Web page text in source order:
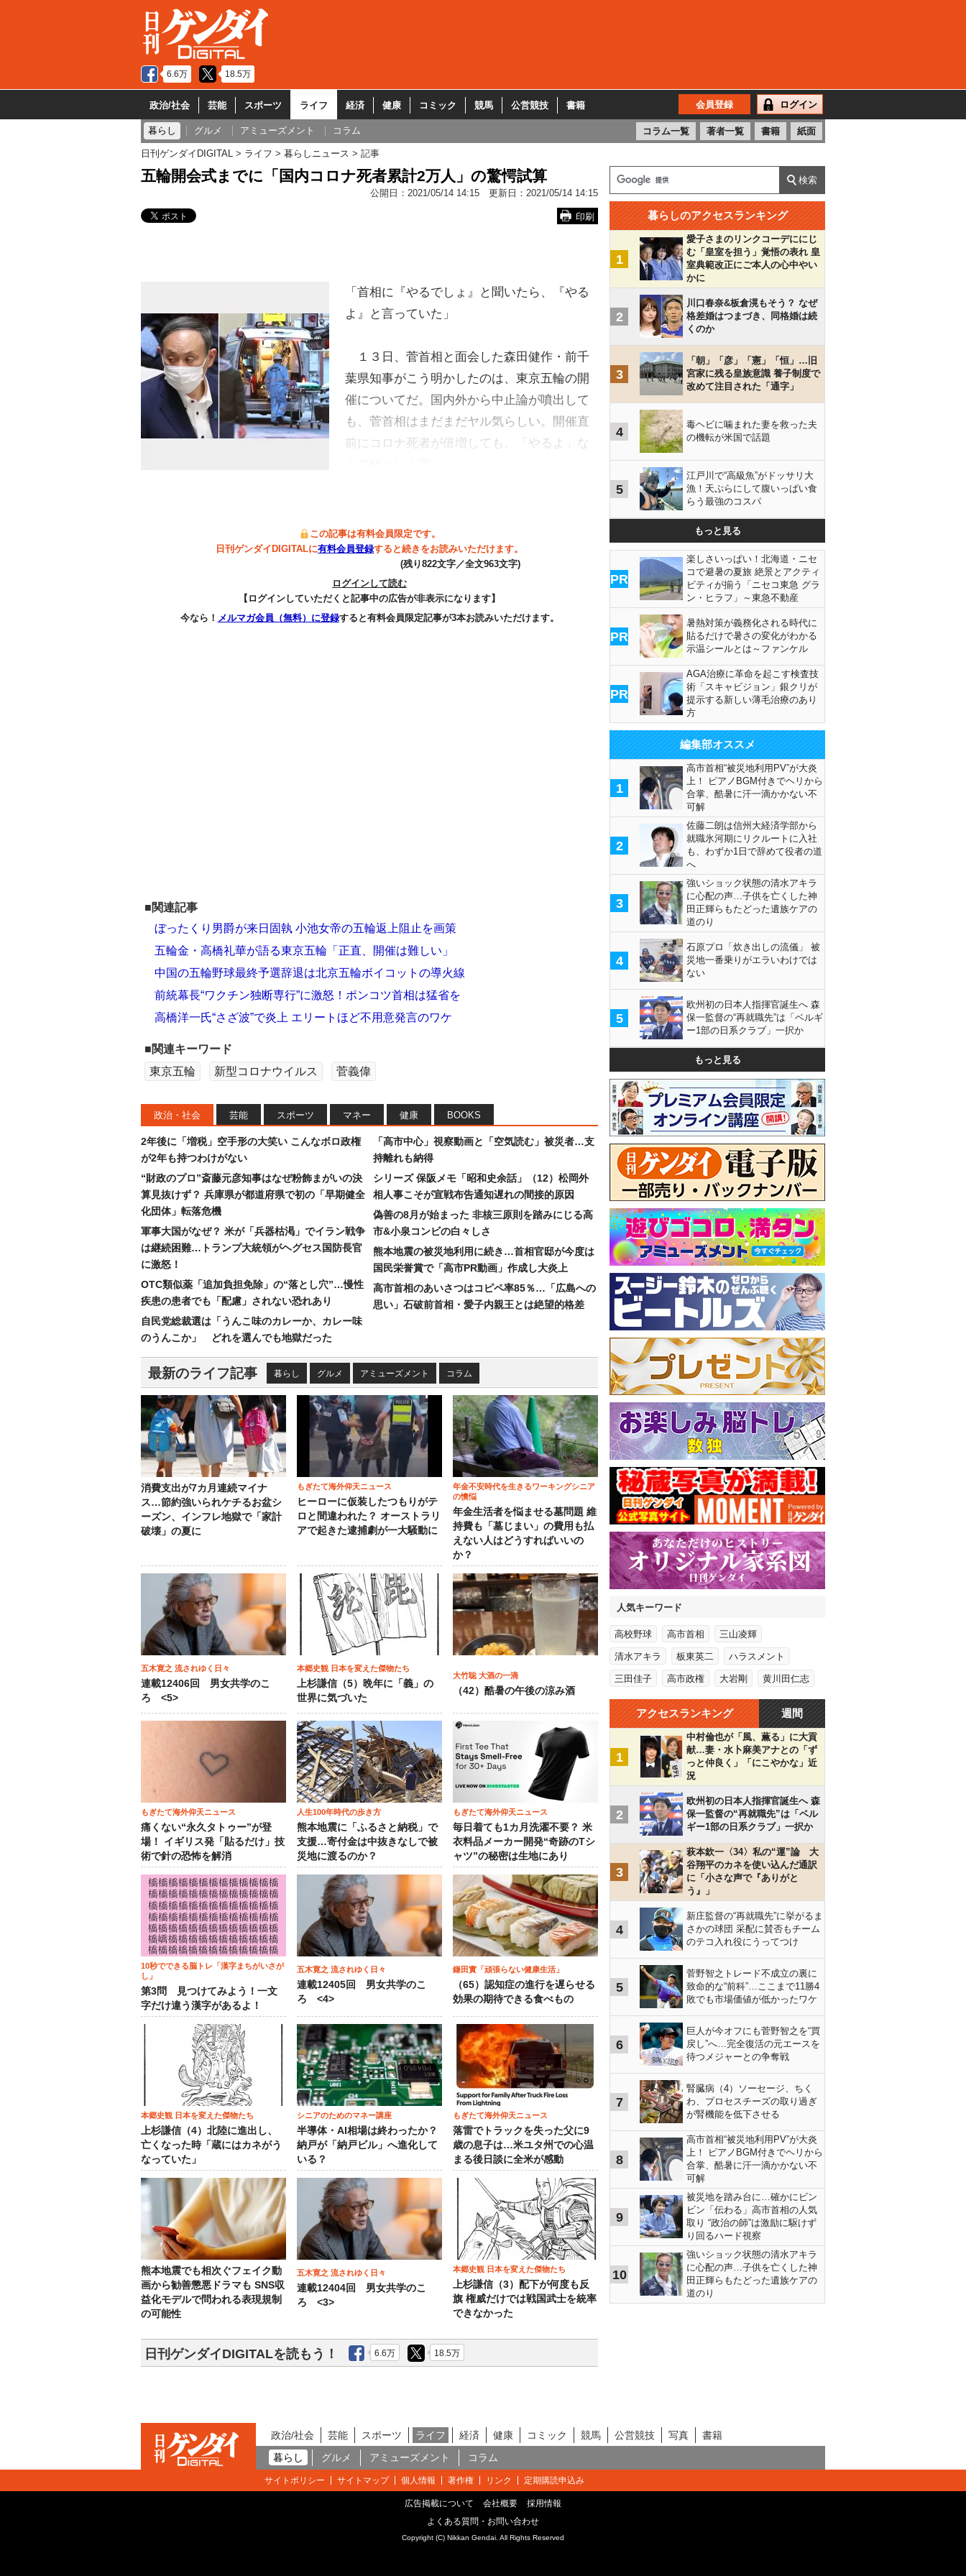
6.6万 18.5万
政治/社会 芸能 スポーツ ライフ 経済 健康 コミック 競馬 公営競技 書籍 会員登録 ログイン
暮らし グルメ アミューズメント コラム コラム一覧 著者一覧 書籍 紙面
日刊ゲンダイDIGITAL ライフ 暮らしニュース 記事
五輪開会式までに「国内コロナ死者累計2万人」の驚愕試算
公開日： 2021/05/14 14:15 更新日： 2021/05/14 14:15
印刷
「首相に『やるでしょ』と聞いたら、『やる
よ』と言っていた」
１３日、菅首相と面会した森田健作・前千
葉県知事がこう明かしたのは、東京五輪の開
催についてだ。国内外から中止論が噴出して
も、菅首相はまだまだヤル気らしい。開催直
前にコロナ死者が倍増しても、「やるよ」な
この記事は有料会員限定です。
日刊ゲンダイDIGITALに有料会員登録すると続きをお読みいただけます。
(残り822文字／全文963文字)
ログインして読む
【ログインしていただくと記事中の広告が非表示になります】
今なら！ メルマガ会員（無料）に登録すると有料会員限定記事が3本お読みいただけます。
■関連記事
ぼったくり男爵が来日固執 小池女帝の五輪返上阻止を画策
五輪金・高橋礼華が語る東京五輪「正直、開催は難しい」
中国の五輪野球最終予選辞退は北京五輪ボイコットの導火線
前統幕長“ワクチン独断専行”に激怒！ポンコツ首相は猛省を
高橋洋一氏“さざ波”で炎上 エリートほど不用意発言のワケ
■関連キーワード
東京五輪
新型コロナウイルス 菅義偉
政治・社会 芸能 スポーツ マネー 健康 BOOKS
2年後に「増税」空手形の大笑い こんなボロ政権
が2年も持つわけがない
“財政のプロ”斎藤元彦知事はなぜ粉飾まがいの決
算見抜けず？ 兵庫県が都道府県で初の「早期健全
化団体」転落危機
軍事大国がなぜ？ 米が「兵器枯渇」でイラン戦争
は継続困難…トランプ大統領がヘグセス国防長官
に激怒！
OTC類似薬「追加負担免除」の“落とし穴”…慢性
疾患の患者でも「配慮」されない恐れあり
自民党総裁選は「うんこ味のカレーか、カレー味
のうんこか」 どれを選んでも地獄だった
「高市中心」視察動画と「空気読む」被災者…支
持離れも納得
シリーズ 保阪メモ「昭和史余話」（12）松岡外
相人事こそが宣戦布告通知遅れの間接的原因
偽善の8月が始まった 非核三原則を踏みにじる高
市&小泉コンビの白々しさ
熊本地震の被災地利用に続き…首相官邸が今度は
国民栄誉賞で「高市PR動画」作成し大炎上
高市首相のあいさつはコピペ率85％…「広島への
思い」石破前首相・愛子内親王とは絶望的格差
最新のライフ記事 暮らし グルメ アミューズメント コラム
消費支出が7カ月連続マイナ
ス…節約強いられケチるお盆シ
ーズン、インフレ地獄で「家計
破壊」の夏に
もぎたて海外仰天ニュース
ヒーローに仮装したつもりがテ
ロと間違われた？ オーストラリ
アで起きた逮捕劇が一大騒動に
年金不安時代を生きるワーキングシニア
の懊悩
年金生活者を悩ませる墓問題 維
持費も「墓じまい」の費用も払
えない人はどうすればいいの
か？
五木寛之 流されゆく日々
連載12406回 男女共学のこ
ろ <5>
本郷史観 日本を変えた傑物たち
上杉謙信（5）晩年に「義」の
世界に気づいた
大竹聡 大酒の一滴
（42）酷暑の午後の涼み酒
もぎたて海外仰天ニュース
痛くない“永久タトゥー”が登
場！ イギリス発「貼るだけ」技
術で針の恐怖を解消
人生100年時代の歩き方
熊本地震に「ふるさと納税」で
支援…寄付金は中抜きなしで被
災地に渡るのか？
もぎたて海外仰天ニュース
毎日着ても1カ月洗濯不要？ 米
衣料品メーカー開発“奇跡のTシ
ャツ”の秘密は生地にあり
10秒でできる脳トレ「漢字まちがいさが
し」
第3問 見つけてみよう！一文
字だけ違う漢字があるよ！
五木寛之 流されゆく日々
連載12405回 男女共学のこ
ろ <4>
鎌田實「頑張らない健康生活」
（65）認知症の進行を遅らせる
効果の期待できる食べもの
本郷史観 日本を変えた傑物たち
上杉謙信（4）北陸に進出し、
亡くなった時「蔵にはカネがう
なっていた」
シニアのためのマネー講座
半導体・AI相場は終わったか？
納戸が「納戸ビル」へ進化して
いる？
もぎたて海外仰天ニュース
落雷でトラックを失った父に9
歳の息子は…米ユタ州での心温
まる後日談に全米が感動
熊本地震でも相次ぐフェイク動
画から勧善懲悪ドラマも SNS収
益化モデルで問われる表現規制
の可能性
五木寛之 流されゆく日々
連載12404回 男女共学のこ
ろ <3>
本郷史観 日本を変えた傑物たち
上杉謙信（3）配下が何度も反
旗 権威だけでは戦国武士を統率
できなかった
日刊ゲンダイDIGITALを読もう！ 6.6万 18.5万
暮らしのアクセスランキング
1
愛子さまのリンクコーデににじ
む「皇室を担う」覚悟の表れ 皇
室典範改正にご本人の心中やい
かに
2
川口春奈&板倉滉もそう？ なぜ
格差婚はつまづき、同格婚は続
くのか
3
「朝」「彦」「憲」「恒」…旧
宮家に残る皇族意識 養子制度で
改めて注目された「通字」
4
毒ヘビに噛まれた妻を救った夫
の機転が米国で話題
5
江戸川で“高級魚”がドッサリ大
漁！天ぷらにして腹いっぱい食
らう最強のコスパ
もっと見る
PR
楽しさいっぱい！北海道・ニセ
コで避暑の夏旅 絶景とアクティ
ビティが揃う「ニセコ東急 グラ
ン・ヒラフ」～東急不動産
PR
暑熱対策が義務化される時代に
貼るだけで暑さの変化がわかる
示温シールとは～ファンケル
PR
AGA治療に革命を起こす検査技
術「スキャビジョン」銀クリが
提示する新しい薄毛治療のあり
方
編集部オススメ
1
高市首相“被災地利用PV”が大炎
上！ ピアノBGM付きでヘリから
合掌、酷暑に汗一滴かかない不
可解
2
佐藤二朗は信州大経済学部から
就職氷河期にリクルートに入社
も、わずか1日で辞めて役者の道
へ
3
強いショック状態の清水アキラ
に心配の声…子供を亡くした神
田正輝らもたどった遺族ケアの
道のり
4
石原プロ「炊き出しの流儀」 被
災地一番乗りがエラいわけでは
ない
5
欧州初の日本人指揮官誕生へ 森
保一監督の“再就職先”は「ベルギ
ー1部の日系クラブ」一択か
もっと見る
人気キーワード
高校野球 高市首相 三山凌輝
清水アキラ 板東英二 ハラスメント
三田佳子 高市政権 大岩剛 黄川田仁志
アクセスランキング 週間
1
中村倫也が「風、薫る」に大貢
献…妻・水卜麻美アナとの「ず
っと仲良く」「にこやかな」近
況
2
欧州初の日本人指揮官誕生へ 森
保一監督の“再就職先”は「ベル
ギー1部の日系クラブ」一択か
3
萩本欽一〈34〉私の“運”論 大
谷翔平のカネを使い込んだ通訳
に「小さな声で『ありがと
う』」
4
新庄監督の“再就職先”に挙がるま
さかの球団 采配に賛否もチーム
のテコ入れ役にうってつけ
5
菅野智之トレード不成立の裏に
致命的な“前科”…ここまで11勝4
敗でも市場価値が低かったワケ
6
巨人が今オフにも菅野智之を“買
戻し”へ…完全復活の元エースを
待つメジャーとの争奪戦
7
腎臓病（4）ソーセージ、ちく
わ、プロセスチーズの取り過ぎ
が腎機能を低下させる
8
高市首相“被災地利用PV”が大炎
上！ ピアノBGM付きでヘリから
合掌、酷暑に汗一滴かかない不
可解
9
被災地を踏み台に…確かにビン
ビン「伝わる」高市首相の人気
取り “政治の師”は激励に駆けず
り回るハード視察
10
強いショック状態の清水アキラ
に心配の声…子供を亡くした神
田正輝らもたどった遺族ケアの
道のり
政治/社会 芸能 スポーツ ライフ 経済 健康 コミック 競馬 公営競技 写真
書籍
暮らし
グルメ アミューズメント コラム
サイトポリシー サイトマップ 個人情報 著作権 リンク 定期購読申込み
広告掲載について 会社概要
採用情報
よくある質問・お問い合わせ
Copyright (C) Nikkan Gendai. All Rights Reserved